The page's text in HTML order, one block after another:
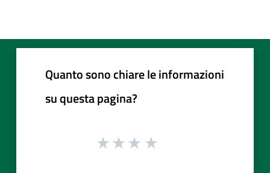
Quanto sono chiare le informazioni
su questa pagina?